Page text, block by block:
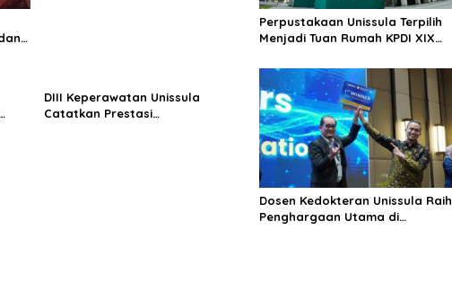
Perpustakaan Unissula Terpilih
Menjadi Tuan Rumah KPDI XIX
DIII Keperawatan Unissula
Catatkan Prestasi
Dosen Kedokteran Unissula Raih
Penghargaan Utama di